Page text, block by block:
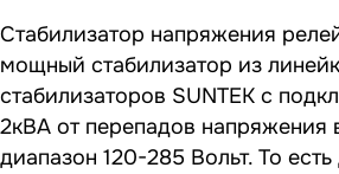
Стабилизатор напряжения
мощный стабилизатор из
стабилизаторов SUNTEK с
2кВА от перепадов напряжения
диапазон 120-285 Вольт. То